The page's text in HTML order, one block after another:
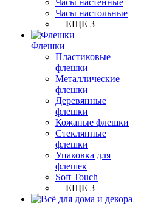
Часы настенные
Часы настольные
+ ЕЩЕ 3
Флешки
Пластиковые
флешки
Металлические
флешки
Деревянные
флешки
Кожаные флешки
Стеклянные
флешки
Упаковка для
флешек
Soft Touch
+ ЕЩЕ 3